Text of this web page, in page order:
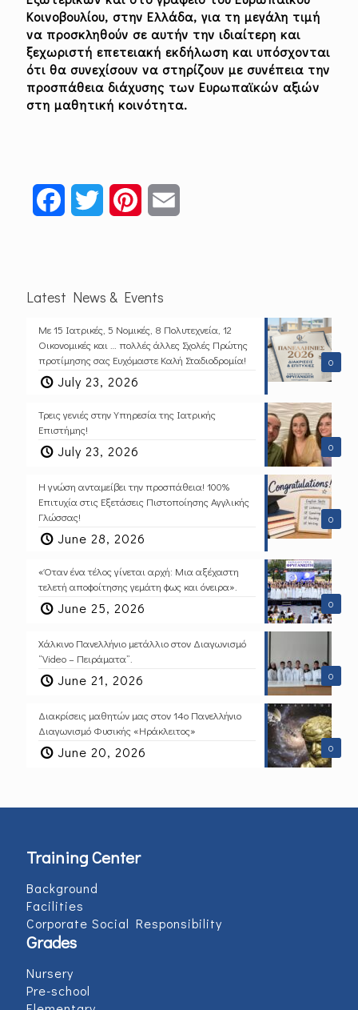
Κοινοβουλίου, στην Ελλάδα, για τη μεγάλη τιμή
να προσκληθούν σε αυτήν την ιδιαίτερη και
ξεχωριστή επετειακή εκδήλωση και υπόσχονται
ότι θα συνεχίσουν να στηρίζουν με συνέπεια την
προσπάθεια διάχυσης των Ευρωπαϊκών αξιών
στη μαθητική κοινότητα.
FacebookTwitter Pinterest
Latest News & Events
0
Με 15 Ιατρικές, 5 Νομικές, 8 Πολυτεχνεία, 12
Οικονομικές και … πολλές άλλες Σχολές Πρώτης
προτίμησης σας Ευχόμαστε Καλή Σταδιοδρομία!
July 23, 2026
0
Τρεις γενιές στην Υπηρεσία της Ιατρικής
Επιστήμης!
July 23, 2026
0
Η γνώση ανταμείβει την προσπάθεια! 100%
Επιτυχία στις Εξετάσεις Πιστοποίησης Αγγλικής
Γλώσσας!
June 28, 2026
0
«Όταν ένα τέλος γίνεται αρχή: Μια αξέχαστη
τελετή αποφοίτησης γεμάτη φως και όνειρα».
June 25, 2026
0
Χάλκινο Πανελλήνιο μετάλλιο στον Διαγωνισμό
“Video – Πειράματα”.
June 21, 2026
0
Διακρίσεις μαθητών μας στον 14ο Πανελλήνιο
Διαγωνισμό Φυσικής «Ηράκλειτος»
June 20, 2026
Training Center
Background
Facilities
Corporate Social Responsibility
Grades
Nursery
Pre-school